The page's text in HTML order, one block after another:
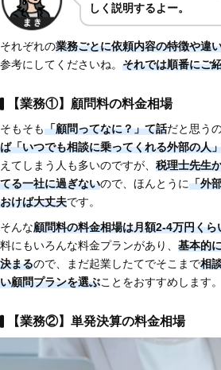
しく説明するよー。
それぞれの業務ごとに依頼内容の特徴や違
参考にしてくださいね。 それでは順番にご
【業務①】顧問料の料金相場
そもそも「顧問ってなに？」て話だと思う
ば「いつでも相談に乗ってくれる外部の人
えてしまう人も多いのですが、 税理士先生
てる一社に過ぎないので、ほんとうに「外
おけば大丈夫です。
そんな顧問料の料金相場は月額2-4万円くら
料にもいろんな料金プランがあり、 基本的
決まるので、まだ起業したてでそこまで相
い顧問プランを選ぶことをおすすめします。
【業務②】単発決算の料金相場